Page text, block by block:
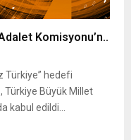
Komisyonu’n..
Türkiye” hedefi
Türkiye Büyük Millet
kabul edildi...